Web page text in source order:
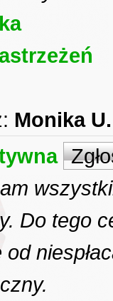
Monika U.
Do tego
od